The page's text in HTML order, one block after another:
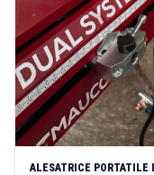
ALESATRICE PORTATILE